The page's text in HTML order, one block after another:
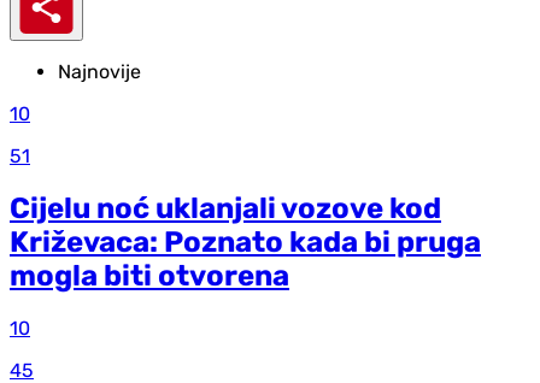
Najnovije
10
51
Cijelu noć uklanjali vozove kod
Križevaca: Poznato kada bi pruga
mogla biti otvorena
10
45